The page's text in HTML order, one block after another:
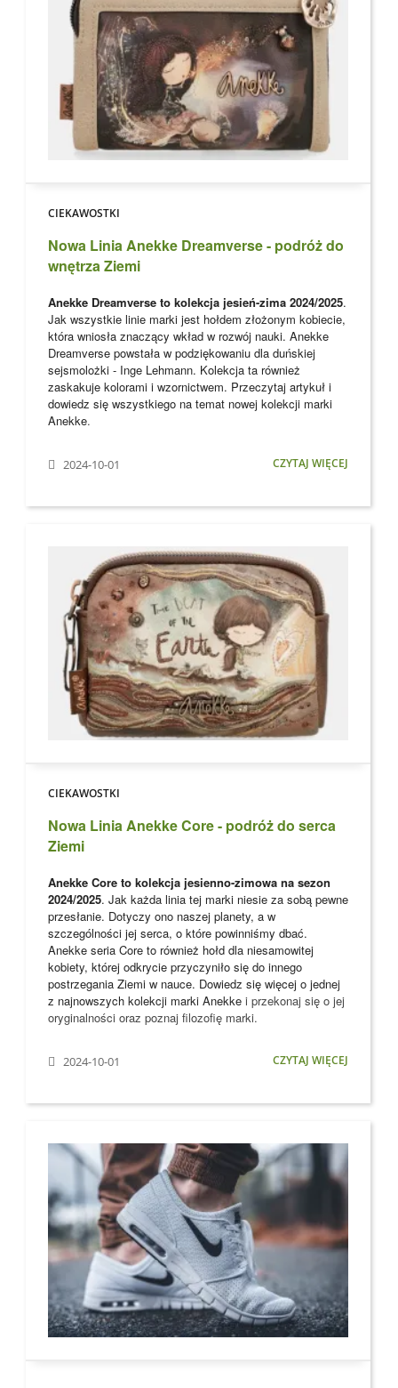
CIEKAWOSTKI
Nowa Linia Anekke Dreamverse - podróż do
wnętrza Ziemi
Anekke Dreamverse to kolekcja jesień-zima 2024/2025.
Jak wszystkie linie marki jest hołdem złożonym kobiecie,
która wniosła znaczący wkład w rozwój nauki. Anekke
Dreamverse powstała w podziękowaniu dla duńskiej
sejsmolożki - Inge Lehmann. Kolekcja ta również
zaskakuje kolorami i wzornictwem. Przeczytaj artykuł i
dowiedz się wszystkiego na temat nowej kolekcji marki
Anekke.
2024-10-01 CZYTAJ WIĘCEJ
CIEKAWOSTKI
Nowa Linia Anekke Core - podróż do serca
Ziemi
Anekke Core to kolekcja jesienno-zimowa na sezon
2024/2025. Jak każda linia tej marki niesie za sobą pewne
przesłanie. Dotyczy ono naszej planety, a w
szczególności jej serca, o które powinniśmy dbać.
Anekke seria Core to również hołd dla niesamowitej
kobiety, której odkrycie przyczyniło się do innego
postrzegania Ziemi w nauce. Dowiedz się więcej o jednej
z najnowszych kolekcji marki Anekke i przekonaj się o jej
oryginalności oraz poznaj filozofię marki.
2024-10-01 CZYTAJ WIĘCEJ